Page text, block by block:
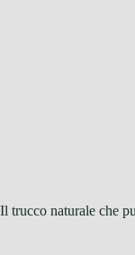
Il trucco naturale che